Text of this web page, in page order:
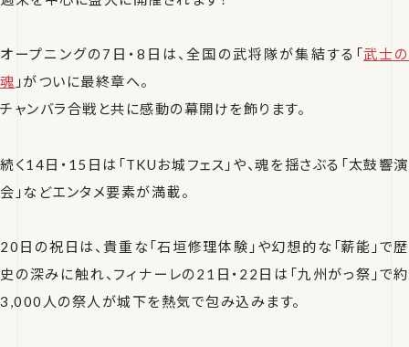
オープニングの7日・8日は、全国の武将隊が集結する「武士の
魂 」がついに最終章へ。
チャンバラ合戦と共に感動の幕開けを飾ります。
続く14日・15日は「TKUお城フェス」や、魂を揺さぶる「太鼓響演
会」などエンタメ要素が満載。
20日の祝日は、貴重な「石垣修理体験」や幻想的な「薪能」で歴
史の深みに触れ、フィナーレの21日・22日は「九州がっ祭」で約
3,000人の祭人が城下を熱気で包み込みます。